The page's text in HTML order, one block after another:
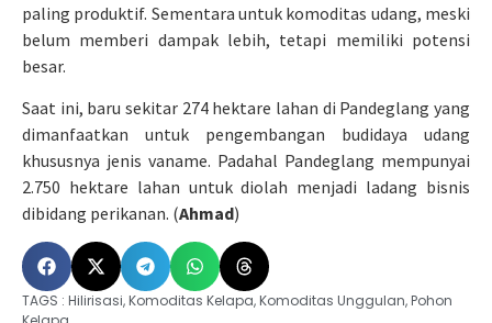
paling produktif. Sementara untuk komoditas udang, meski
belum memberi dampak lebih, tetapi memiliki potensi
besar.
Saat ini, baru sekitar 274 hektare lahan di Pandeglang yang
dimanfaatkan untuk pengembangan budidaya udang
khususnya jenis vaname. Padahal Pandeglang mempunyai
2.750 hektare lahan untuk diolah menjadi ladang bisnis
dibidang perikanan. (Ahmad)
TAGS : Hilirisasi,Komoditas Kelapa,Komoditas Unggulan,Pohon